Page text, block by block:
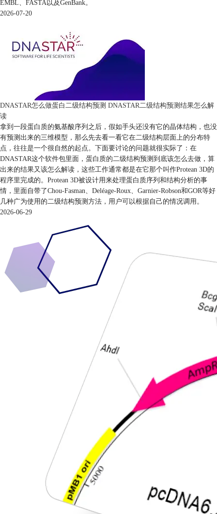
EMBL、FASTA以及GenBank。
2026-07-20
DNASTAR怎么做蛋白二级结构预测 DNASTAR二级结构预测结果怎么解
读
拿到一段蛋白质的氨基酸序列之后，假如手头还没有它的晶体结构，也没
有预测出来的三维模型，那么先去看一看它在二级结构层面上的分布特
点，往往是一个很自然的起点。下面要讨论的问题就很实际了：在
DNASTAR这个软件包里面，蛋白质的二级结构预测到底该怎么去做，算
出来的结果又该怎么解读，这些工作通常都是在它那个叫作Protean 3D的
程序里完成的。Protean 3D被设计用来处理蛋白质序列和结构分析的事
情，里面自带了Chou-Fasman、Deléage-Roux、Garnier-Robson和GOR等好
几种广为使用的二级结构预测方法，用户可以根据自己的情况调用。
2026-06-29